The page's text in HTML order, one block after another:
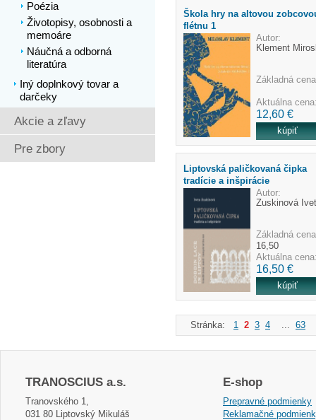
Škola hry na altovou
flétnu 1
Autor:
Klement
Základná
Aktuálna
12,60 €
Liptovská paličkovaná čipka
tradície a inšpirácie
Autor:
Zuskinová
Základná
16,50
Aktuálna
16,50 €
Stránka: 1 2 3 4 63
Poézia
Životopisy, osobnosti a
memoáre
Náučná a odborná
literatúra
Iný doplnkový tovar a
darčeky
Akcie a zľavy
Pre zbory
TRANOSCIUS a.s.
Tranovského 1,
031 80 Liptovský Mikuláš
E-shop
Prepravné podmienky
Reklamačné